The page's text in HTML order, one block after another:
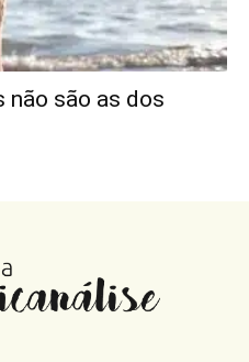
não são as dos